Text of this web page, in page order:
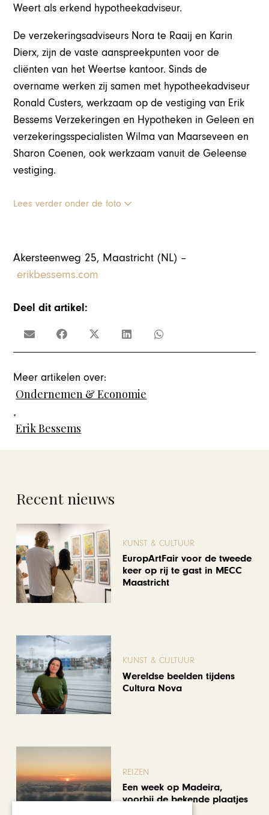
Weert als erkend hypotheekadviseur.
De verzekeringsadviseurs Nora te Raaij en Karin
Dierx, zijn de vaste aanspreekpunten voor de
cliënten van het Weertse kantoor. Sinds de
overname werken zij samen met hypotheekadviseur
Ronald Custers, werkzaam op de vestiging van Erik
Bessems Verzekeringen en Hypotheken in Geleen en
verzekeringsspecialisten Wilma van Maarseveen en
Sharon Coenen, ook werkzaam vanuit de Geleense
vestiging.
Lees verder onder de foto
Akersteenweg 25, Maastricht (NL) –
erikbessems.com
Deel dit artikel:
Meer artikelen over:
Ondernemen & Economie
,
Erik Bessems
Recent nieuws
KUNST & CULTUUR
EuropArtFair voor de tweede
keer op rij te gast in MECC
Maastricht
KUNST & CULTUUR
Wereldse beelden tijdens
Cultura Nova
REIZEN
Een week op Madeira,
voorbij de bekende plaatjes